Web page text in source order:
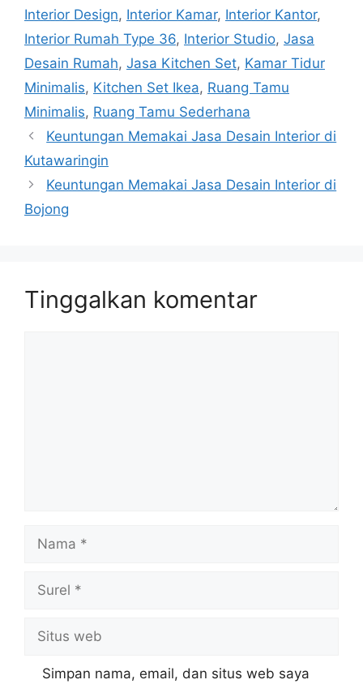
Interior Design, Interior Kamar, Interior Kantor,
Interior Rumah Type 36, Interior Studio, Jasa
Desain Rumah, Jasa Kitchen Set, Kamar Tidur
Minimalis, Kitchen Set Ikea, Ruang Tamu
Minimalis, Ruang Tamu Sederhana
Keuntungan Memakai Jasa Desain Interior di
Kutawaringin
Keuntungan Memakai Jasa Desain Interior di
Bojong
Tinggalkan komentar
Simpan nama, email, dan situs web saya